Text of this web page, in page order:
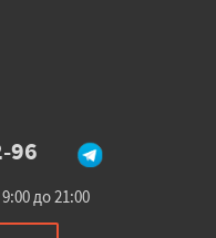
96
до 21:00